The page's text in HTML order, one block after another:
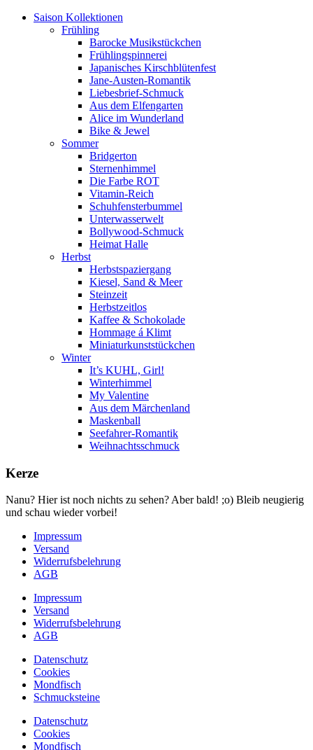
Saison Kollektionen
Frühling
Barocke Musikstückchen
Frühlingspinnerei
Japanisches Kirschblütenfest
Jane-Austen-Romantik
Liebesbrief-Schmuck
Aus dem Elfengarten
Alice im Wunderland
Bike & Jewel
Sommer
Bridgerton
Sternenhimmel
Die Farbe ROT
Vitamin-Reich
Schuhfensterbummel
Unterwasserwelt
Bollywood-Schmuck
Heimat Halle
Herbst
Herbstspaziergang
Kiesel, Sand & Meer
Steinzeit
Herbstzeitlos
Kaffee & Schokolade
Hommage á Klimt
Miniaturkunststückchen
Winter
It’s KUHL, Girl!
Winterhimmel
My Valentine
Aus dem Märchenland
Maskenball
Seefahrer-Romantik
Weihnachtsschmuck
Kerze
Nanu? Hier ist noch nichts zu sehen? Aber bald! ;o) Bleib neugierig
und schau wieder vorbei!
Impressum
Versand
Widerrufsbelehrung
AGB
Impressum
Versand
Widerrufsbelehrung
AGB
Datenschutz
Cookies
Mondfisch
Schmucksteine
Datenschutz
Cookies
Mondfisch